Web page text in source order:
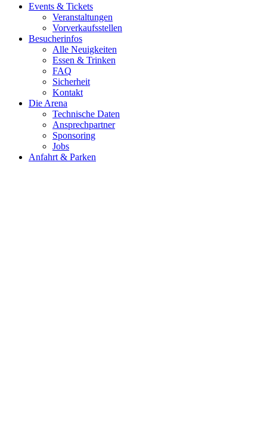
Events & Tickets
Veranstaltungen
Vorverkaufsstellen
Besucherinfos
Alle Neuigkeiten
Essen & Trinken
FAQ
Sicherheit
Kontakt
Die Arena
Technische Daten
Ansprechpartner
Sponsoring
Jobs
Anfahrt & Parken